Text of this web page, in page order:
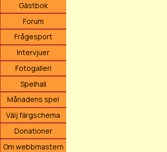
Gästbok
Forum
Frågesport
Intervjuer
Fotogalleri
Spelhall
Månadens spel
Välj färgschema
Donationer
Om webbmastern